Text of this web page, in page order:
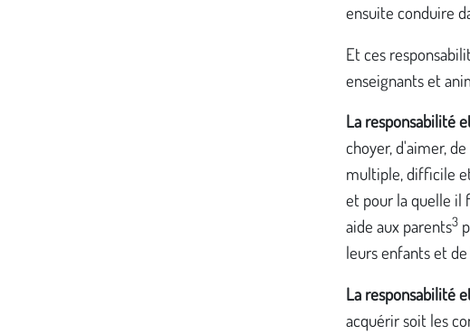
ensuite conduire
Et ces
enseignants et
La responsabilité
choyer, d'aimer,
multiple, difficile
et pour la quelle il
aide aux parents3
leurs enfants et
La responsabilité
acquérir soit les